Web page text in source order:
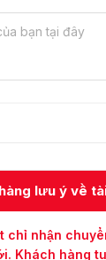
B
lưu ý về
chỉ nhận
Khách hàng